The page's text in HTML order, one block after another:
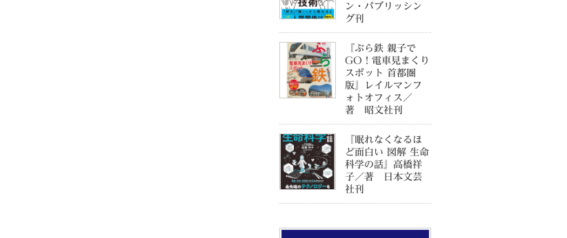
ン・パブリッシン
グ刊
『ぶら鉄 親子で
GO！電車見まくり
スポット 首都圏
版』レイルマンフ
ォトオフィス／
著 昭文社刊
『眠れなくなるほ
ど面白い 図解 生命
科学の話』高橋祥
子／著 日本文芸
社刊